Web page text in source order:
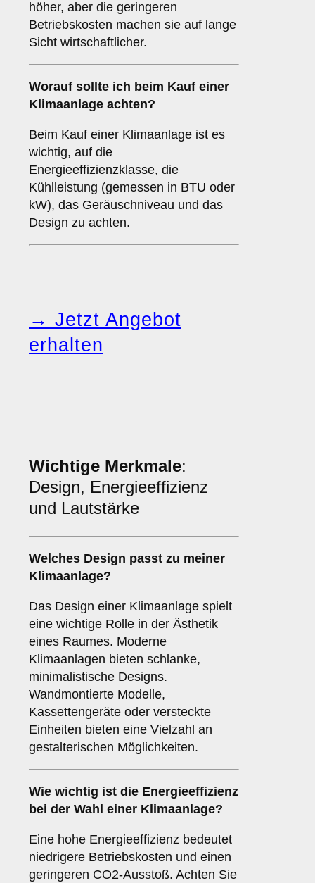
höher, aber die geringeren
Betriebskosten machen sie auf lange
Sicht wirtschaftlicher.
Worauf sollte ich beim Kauf einer
Klimaanlage achten?
Beim Kauf einer Klimaanlage ist es
wichtig, auf die
Energieeffizienzklasse, die
Kühlleistung (gemessen in BTU oder
kW), das Geräuschniveau und das
Design zu achten.
→ Jetzt Angebot
erhalten
Wichtige Merkmale:
Design, Energieeffizienz
und Lautstärke
Welches Design passt zu meiner
Klimaanlage?
Das Design einer Klimaanlage spielt
eine wichtige Rolle in der Ästhetik
eines Raumes. Moderne
Klimaanlagen bieten schlanke,
minimalistische Designs.
Wandmontierte Modelle,
Kassettengeräte oder versteckte
Einheiten bieten eine Vielzahl an
gestalterischen Möglichkeiten.
Wie wichtig ist die Energieeffizienz
bei der Wahl einer Klimaanlage?
Eine hohe Energieeffizienz bedeutet
niedrigere Betriebskosten und einen
geringeren CO2-Ausstoß. Achten Sie